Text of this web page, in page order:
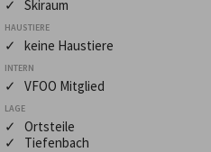
✓ Skiraum
HAUSTIERE
✓ keine Haustiere
INTERN
✓ VFOO Mitglied
LAGE
✓ Ortsteile
✓ Tiefenbach